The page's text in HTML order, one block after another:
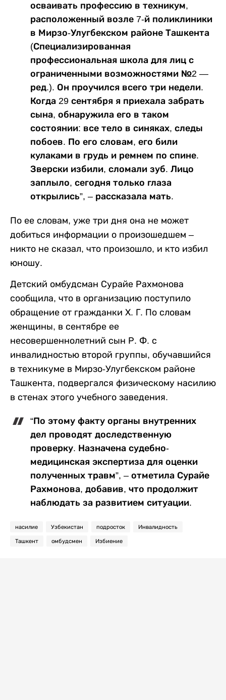
осваивать профессию в техникум,
расположенный возле 7-й поликлиники
в Мирзо-Улугбекском районе Ташкента
(Специализированная
профессиональная школа для лиц с
ограниченными возможностями №2 —
ред.). Он проучился всего три недели.
Когда 29 сентября я приехала забрать
сына, обнаружила его в таком
состоянии: все тело в синяках, следы
побоев. По его словам, его били
кулаками в грудь и ремнем по спине.
Зверски избили, сломали зуб. Лицо
заплыло, сегодня только глаза
открылись”, – рассказала мать.
По ее словам, уже три дня она не может
добиться информации о произошедшем –
никто не сказал, что произошло, и кто избил
юношу.
Детский омбудсман Сурайе Рахмонова
сообщила, что в организацию поступило
обращение от гражданки Х. Г. По словам
женщины, в сентябре ее
несовершеннолетний сын Р. Ф. с
инвалидностью второй группы, обучавшийся
в техникуме в Мирзо-Улугбекском районе
Ташкента, подвергался физическому насилию
в стенах этого учебного заведения.
“По этому факту органы внутренних
дел проводят доследственную
проверку. Назначена судебно-
медицинская экспертиза для оценки
полученных травм”, – отметила Сурайе
Рахмонова, добавив, что продолжит
наблюдать за развитием ситуации.
насилие Узбекистан подросток Инвалидность
Ташкент омбудсмен Избиение